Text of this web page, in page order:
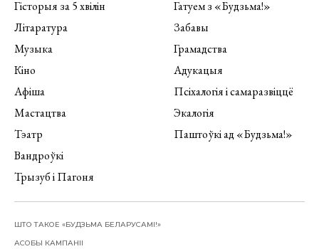
Гісторыя за 5 хвілін
Літаратура
Музыка
Кіно
Афіша
Мастацтва
Тэатр
Вандроўкі
Трызуб і Пагоня
Гатуем з «Будзьма!»
Забавы
Грамадства
Адукацыя
Псіхалогія і самаразвіццё
Экалогія
Паштоўкі ад «Будзьма!»
ШТО ТАКОЕ «БУДЗЬМА БЕЛАРУСАМІ!»
АСОБЫ КАМПАНІІ